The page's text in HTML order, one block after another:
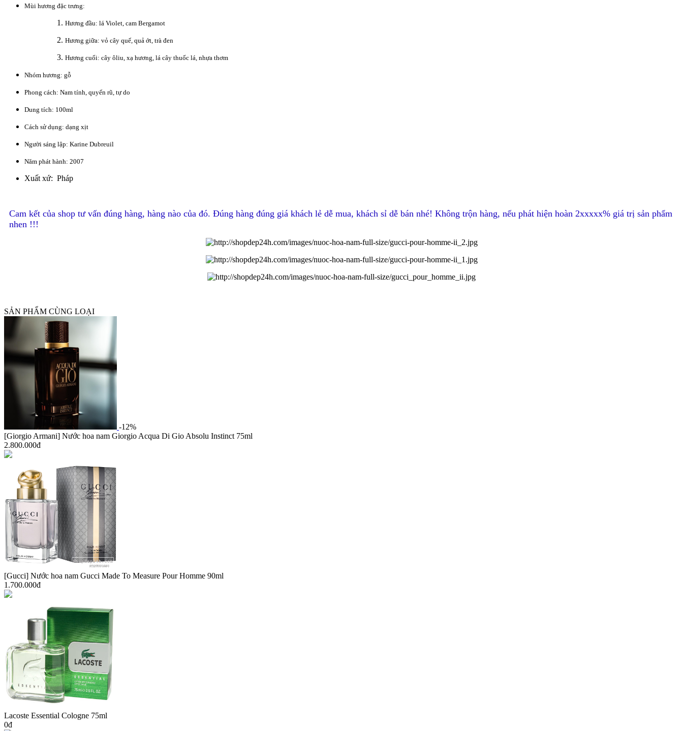
Mùi hương đặc trưng:
Hương đầu: lá Violet, cam Bergamot
Hương giữa: vỏ cây quế, quả ớt, trà đen
Hương cuối: cây ôliu, xạ hương, lá cây thuốc lá, nhựa thơm
Nhóm hương: gỗ
Phong cách: Nam tính, quyến rũ, tự do
Dung tích: 100ml
Cách sử dụng: dạng xịt
Người sáng lập: Karine Dubreuil
Năm phát hành: 2007
Xuất xứ: Pháp
Cam kết của shop tư vấn đúng hàng, hàng nào của đó. Đúng hàng đúng giá khách lẻ dễ mua, khách sỉ dễ bán nhé! Không trộn hàng, nếu phát hiện hoàn 2xxxxx% giá trị sản phẩm
nhen !!!
SẢN PHẨM CÙNG LOẠI
-12%
[Giorgio Armani] Nước hoa nam Giorgio Acqua Di Gio Absolu Instinct 75ml
2.800.000đ
[Gucci] Nước hoa nam Gucci Made To Measure Pour Homme 90ml
1.700.000đ
Lacoste Essential Cologne 75ml
0đ